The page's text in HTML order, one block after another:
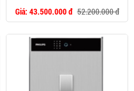
Giá: 43.500.000 đ 52.200.000 đ